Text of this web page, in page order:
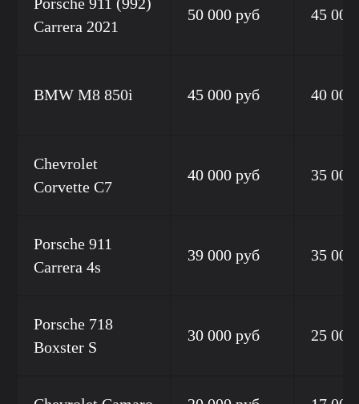
Carrera 2021
50 000 руб 45 000
BMW M8 850i 45 000 руб 40 000
Chevrolet
Corvette C7
40 000 руб 35 000
Porsche 911
Carrera 4s
39 000 руб 35 000
Porsche 718
Boxster S
30 000 руб 25 000